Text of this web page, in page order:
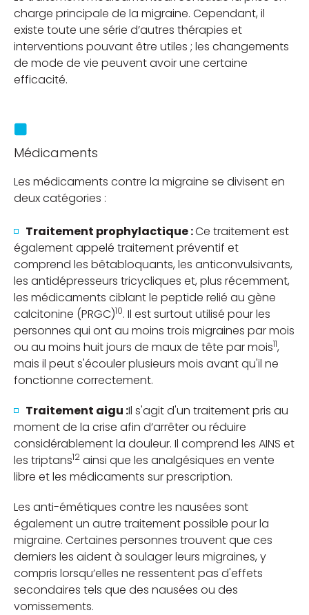
charge principale de la migraine. Cependant, il
existe toute une série d’autres thérapies et
interventions pouvant être utiles ; les changements
de mode de vie peuvent avoir une certaine
efficacité.
Médicaments
Les médicaments contre la migraine se divisent en
deux catégories :
Traitement prophylactique :Ce traitement est
également appelé traitement préventif et
comprend les bêtabloquants, les anticonvulsivants,
les antidépresseurs tricycliques et, plus récemment,
les médicaments ciblant le peptide relié au gène
calcitonine (PRGC)10. Il est surtout utilisé pour les
personnes qui ont au moins trois migraines par mois
ou au moins huit jours de maux de tête par mois11,
mais il peut s'écouler plusieurs mois avant qu'il ne
fonctionne correctement.
Traitement aigu :Il s'agit d'un traitement pris au
moment de la crise afin d’arrêter ou réduire
considérablement la douleur. Il comprend les AINS et
les triptans12 ainsi que les analgésiques en vente
libre et les médicaments sur prescription.
Les anti-émétiques contre les nausées sont
également un autre traitement possible pour la
migraine. Certaines personnes trouvent que ces
derniers les aident à soulager leurs migraines, y
compris lorsqu’elles ne ressentent pas d'effets
secondaires tels que des nausées ou des
vomissements.